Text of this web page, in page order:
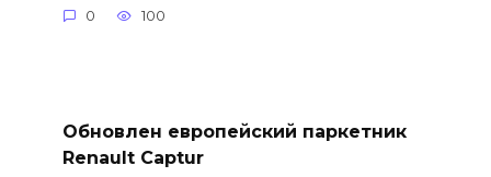
0 100
Обновлен европейский паркетник
Renault Captur